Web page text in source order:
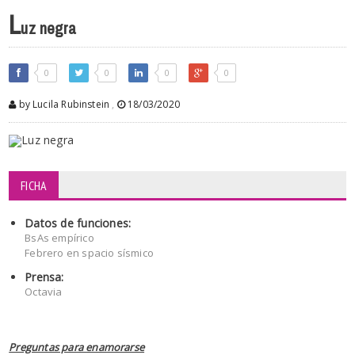
Luz negra
0 0 0 0
by Lucila Rubinstein , 18/03/2020
FICHA
Datos de funciones:
BsAs empírico
Febrero en spacio sísmico
Prensa:
Octavia
Preguntas para enamorarse